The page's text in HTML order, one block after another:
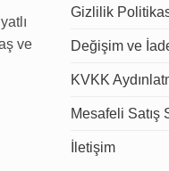
ve
Gizlilik
Değişim ve
KVKK
Mesafeli Satış
İletişim